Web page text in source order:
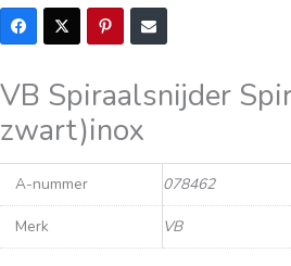
VB Spiraalsnijder
zwart)inox
A-nummer 078462
Merk VB